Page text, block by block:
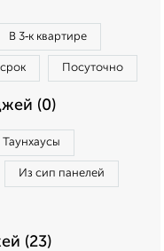
В 3‑к квартире
Посуточно
(0)
Таунхаусы
Из сип панелей
(23)